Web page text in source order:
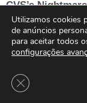
Utilizamos cookies
de anúncios
para aceitar todos
configurações
Close GDPR